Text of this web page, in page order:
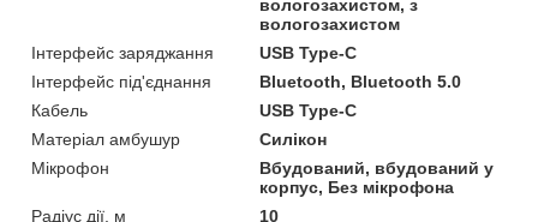
вологозахистом, з
вологозахистом
Інтерфейс заряджання
USB Type-C
Інтерфейс під'єднання
Bluetooth, Bluetooth 5.0
Кабель
USB Type-C
Матеріал амбушур
Силікон
Мікрофон
Вбудований, вбудований у
корпус, Без мікрофона
Радіус дії, м
10